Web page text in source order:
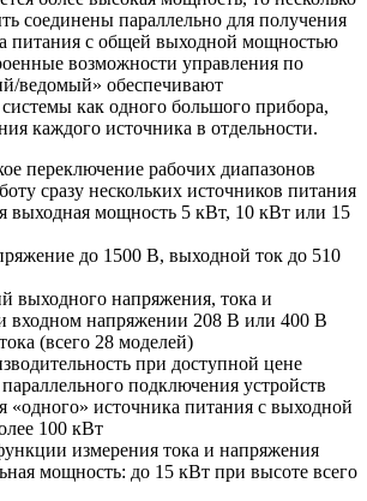
соединены параллельно для получения
питания с общей выходной мощностью
возможности управления по
ведомый» обеспечивают
как одного большого прибора,
каждого источника в отдельности.
переключение рабочих диапазонов
сразу нескольких источников питания
выходная мощность 5 кВт, 10 кВт или 15
до 1500 В, выходной ток до 510
выходного напряжения, тока и
входном напряжении 208 В или 400 В
(всего 28 моделей)
при доступной цене
подключения устройств
«одного» источника питания с выходной
100 кВт
измерения тока и напряжения
мощность: до 15 кВт при высоте всего